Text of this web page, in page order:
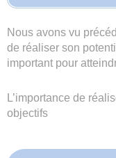
Nous avons vu
de réaliser son
important pour
L’importance de
objectifs